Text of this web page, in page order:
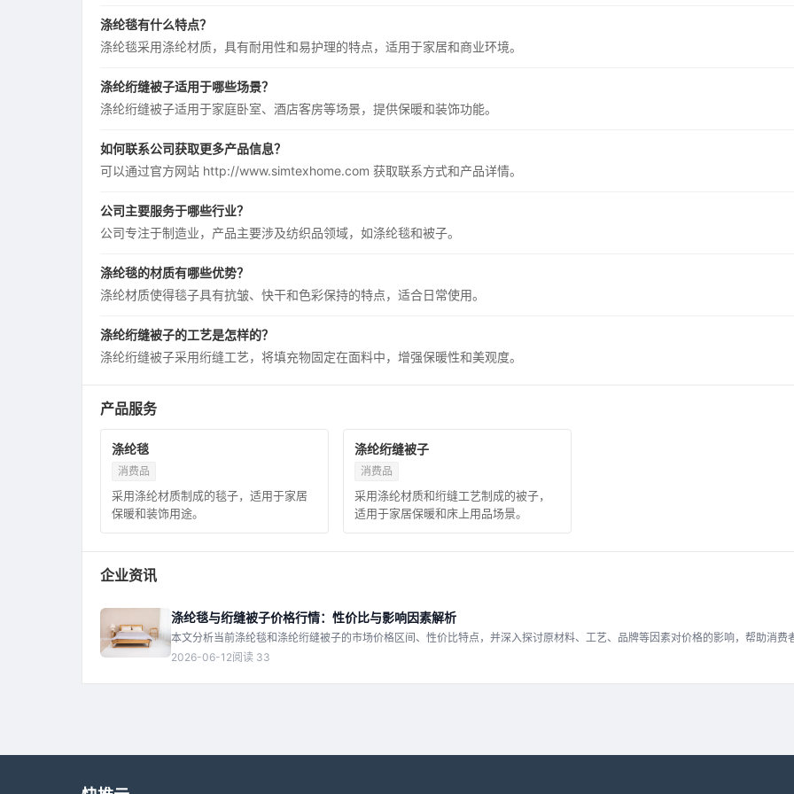
涤纶毯有什么特点？
涤纶毯采用涤纶材质，具有耐用性和易护理的特点，适用于家居和商业环境。
涤纶绗缝被子适用于哪些场景？
涤纶绗缝被子适用于家庭卧室、酒店客房等场景，提供保暖和装饰功能。
如何联系公司获取更多产品信息？
可以通过官方网站 http://www.simtexhome.com 获取联系方式和产品详情。
公司主要服务于哪些行业？
公司专注于制造业，产品主要涉及纺织品领域，如涤纶毯和被子。
涤纶毯的材质有哪些优势？
涤纶材质使得毯子具有抗皱、快干和色彩保持的特点，适合日常使用。
涤纶绗缝被子的工艺是怎样的？
涤纶绗缝被子采用绗缝工艺，将填充物固定在面料中，增强保暖性和美观度。
产品服务
涤纶毯
消费品
采用涤纶材质制成的毯子，适用于家居
保暖和装饰用途。
涤纶绗缝被子
消费品
采用涤纶材质和绗缝工艺制成的被子，
适用于家居保暖和床上用品场景。
企业资讯
涤纶毯与绗缝被子价格行情：性价比与影响因素解析
本文分析当前涤纶毯和涤纶绗缝被子的市场价格区间、性价比特点，并深入探讨原材料、工艺、品牌等因素对价格的影响，帮助消费
出明智选择。
2026-06-12阅读 33